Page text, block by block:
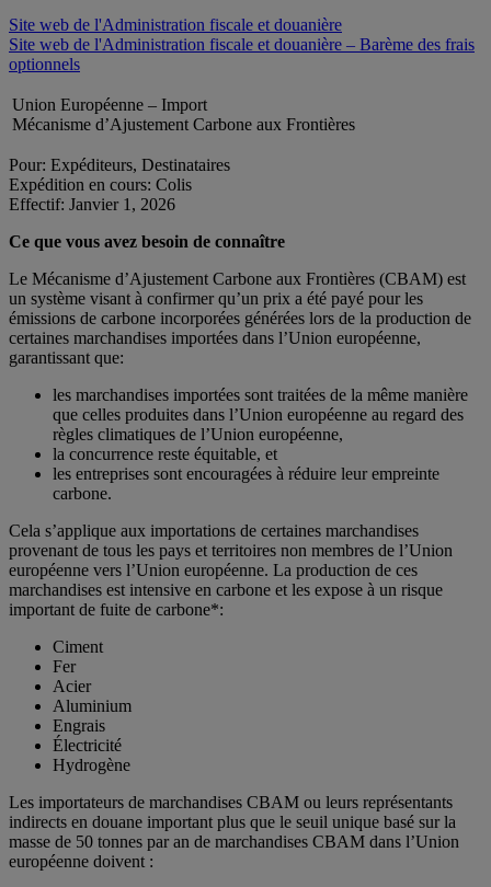
Site web de l'Administration fiscale et douanière
Site web de l'Administration fiscale et douanière – Barème des frais
optionnels
Union Européenne – Import
Mécanisme d’Ajustement Carbone aux Frontières
Pour: Expéditeurs, Destinataires
Expédition en cours: Colis
Effectif: Janvier 1, 2026
Ce que vous avez besoin de connaître
Le Mécanisme d’Ajustement Carbone aux Frontières (CBAM) est
un système visant à confirmer qu’un prix a été payé pour les
émissions de carbone incorporées générées lors de la production de
certaines marchandises importées dans l’Union européenne,
garantissant que:
les marchandises importées sont traitées de la même manière
que celles produites dans l’Union européenne au regard des
règles climatiques de l’Union européenne,
la concurrence reste équitable, et
les entreprises sont encouragées à réduire leur empreinte
carbone.
Cela s’applique aux importations de certaines marchandises
provenant de tous les pays et territoires non membres de l’Union
européenne vers l’Union européenne. La production de ces
marchandises est intensive en carbone et les expose à un risque
important de fuite de carbone*:
Ciment
Fer
Acier
Aluminium
Engrais
Électricité
Hydrogène
Les importateurs de marchandises CBAM ou leurs représentants
indirects en douane important plus que le seuil unique basé sur la
masse de 50 tonnes par an de marchandises CBAM dans l’Union
européenne doivent :